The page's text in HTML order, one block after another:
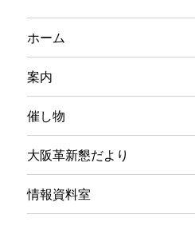
ホーム
案内
催し物
大阪革新懇だより
情報資料室